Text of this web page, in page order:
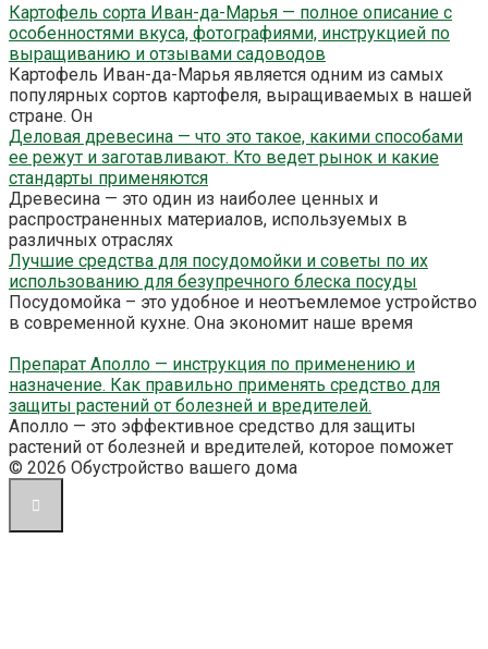
Картофель сорта Иван-да-Марья — полное описание с
особенностями вкуса, фотографиями, инструкцией по
выращиванию и отзывами садоводов
Картофель Иван-да-Марья является одним из самых
популярных сортов картофеля, выращиваемых в нашей
стране. Он
Деловая древесина — что это такое, какими способами
ее режут и заготавливают. Кто ведет рынок и какие
стандарты применяются
Древесина — это один из наиболее ценных и
распространенных материалов, используемых в
различных отраслях
Лучшие средства для посудомойки и советы по их
использованию для безупречного блеска посуды
Посудомойка – это удобное и неотъемлемое устройство
в современной кухне. Она экономит наше время
Препарат Аполло — инструкция по применению и
назначение. Как правильно применять средство для
защиты растений от болезней и вредителей.
Аполло — это эффективное средство для защиты
растений от болезней и вредителей, которое поможет
© 2026 Обустройство вашего дома